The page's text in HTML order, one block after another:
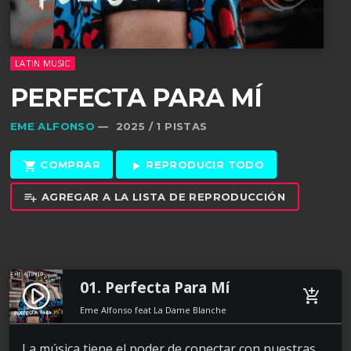
LATIN MUSIC
PERFECTA PARA MÍ
EME ALFONSO — 2025 / 1 PISTAS
shopping_cart COMPRAR play_arrow REPRODUCIR TODO
playlist_add AGREGAR A LA LISTA DE REPRODUCCIÓN
play_circle_filled 01. Perfecta Para Mí
Eme Alfonso feat La Dame Blanche
add_shopping_cart